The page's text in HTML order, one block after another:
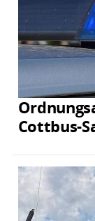
Cottbus-